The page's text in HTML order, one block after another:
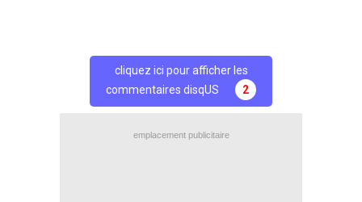
cliquez ici pour afficher les
commentaires disqUS
2
emplacement publicitaire